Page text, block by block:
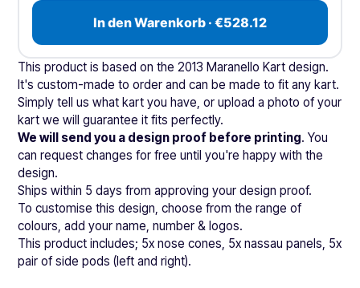
In den Warenkorb · €528.12
This product is based on the 2013 Maranello Kart design.
It's custom-made to order and can be made to fit any kart.
Simply tell us what kart you have, or upload a photo of your
kart we will guarantee it fits perfectly.
We will send you a design proof before printing. You
can request changes for free until you're happy with the
design.
Ships within 5 days from approving your design proof.
To customise this design, choose from the range of
colours, add your name, number & logos.
This product includes; 5x nose cones, 5x nassau panels, 5x
pair of side pods (left and right).